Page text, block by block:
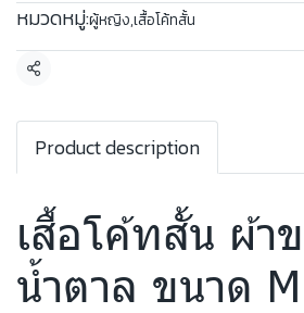
หมวดหมู่:ผู้หญิง,เสื้อโค้ทสั้น
แชร์
Product description
เสื้อโค้ทสั้น ผ้า
น้ำตาล ขนาด M